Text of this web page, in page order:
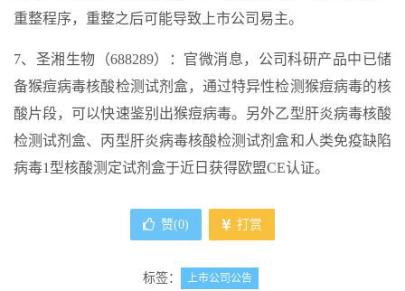
重整程序，重整之后可能导致上市公司易主。
7、圣湘生物（688289）：官微消息，公司科研产品中已储
备猴痘病毒核酸检测试剂盒，通过特异性检测猴痘病毒的核
酸片段，可以快速鉴别出猴痘病毒。另外乙型肝炎病毒核酸
检测试剂盒、丙型肝炎病毒核酸检测试剂盒和人类免疫缺陷
病毒1型核酸测定试剂盒于近日获得欧盟CE认证。
赞(0) 打赏
标签： 上市公司公告